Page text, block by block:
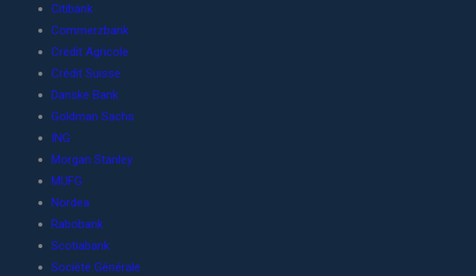
Citibank
Commerzbank
Crédit Agricole
Crédit Suisse
Danske Bank
Goldman Sachs
ING
Morgan Stanley
MUFG
Nordea
Rabobank
Scotiabank
Société Générale